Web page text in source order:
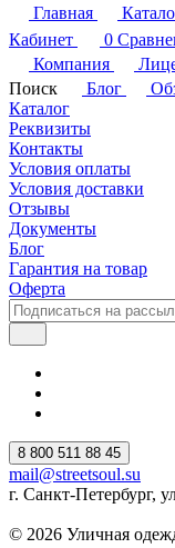
Главная
Кабинет
0
Компания
Поиск
Блог
Каталог
Реквизиты
Контакты
Условия оплаты
Условия доставки
Отзывы
Документы
Блог
Гарантия на товар
Оферта
8 800 511 88 45
mail@streetsoul.su
г. Санкт-Петербург,
© 2026 Уличная